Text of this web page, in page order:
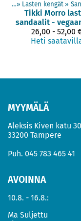
‪» Lasten kengät ‪»
Tikki Morro
sandaalit -
26,00 - 52,00
Heti
MYYMÄLÄ
Aleksis Kiven katu 30
33200 Tampere
Puh. 045 783 465 41
AVOINNA
10.8. - 16.8.:
Ma Suljettu